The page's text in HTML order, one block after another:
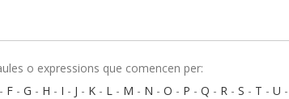
o expressions que comencen per:
- F - G - H - I - J - K - L - M - N - O - P - Q - R - S - T - U -